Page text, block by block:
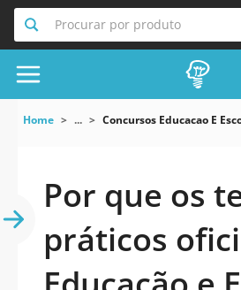
Procurar por produto
Home ... Concursos Educacao E
Por que os
práticos